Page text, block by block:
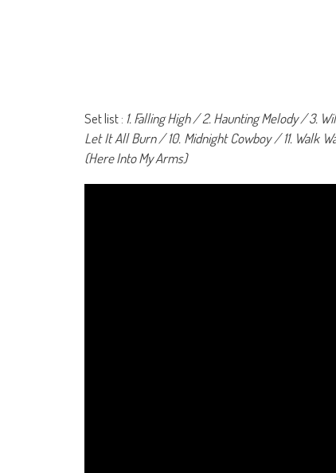
Set list : 1. Falling High / 2. Haunting Melody / 3.
Let It All Burn / 10. Midnight Cowboy / 11. Walk
(Here Into My Arms)